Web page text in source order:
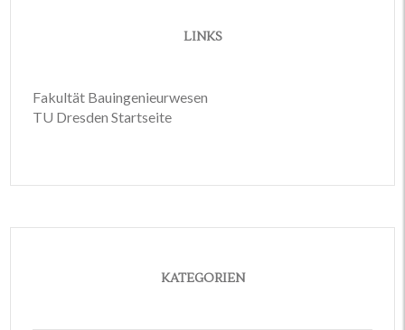
LINKS
Fakultät Bauingenieurwesen
TU Dresden Startseite
KATEGORIEN